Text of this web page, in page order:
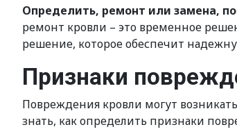
Определить, ремонт или замена,
ремонт кровли – это временное
решение, которое обеспечит
Признаки
Повреждения кровли могут
знать, как определить признаки